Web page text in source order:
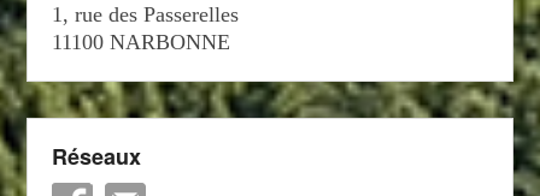
1, rue des Passerelles
11100 NARBONNE
Réseaux